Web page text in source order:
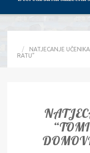
NATJECANJE
RATU”